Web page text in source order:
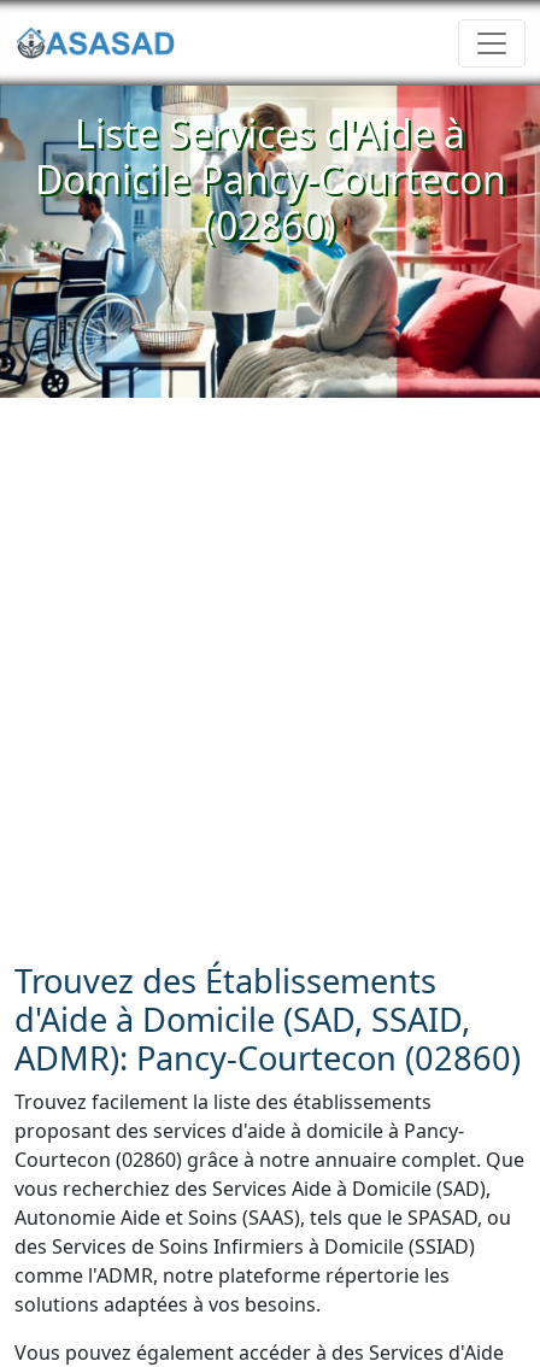
Liste Services d'Aide à
Domicile Pancy-Courtecon
(02860)
Trouvez des Établissements
d'Aide à Domicile (SAD, SSAID,
ADMR): Pancy-Courtecon (02860)
Trouvez facilement la liste des établissements
proposant des services d'aide à domicile à Pancy-
Courtecon (02860) grâce à notre annuaire complet. Que
vous recherchiez des Services Aide à Domicile (SAD),
Autonomie Aide et Soins (SAAS), tels que le SPASAD, ou
des Services de Soins Infirmiers à Domicile (SSIAD)
comme l'ADMR, notre plateforme répertorie les
solutions adaptées à vos besoins.
Vous pouvez également accéder à des Services d'Aide